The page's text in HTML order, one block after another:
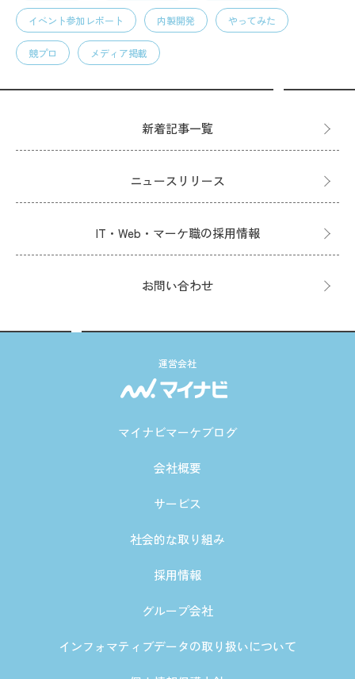
イベント参加レポート 内製開発 やってみた
競プロ メディア掲載
新着記事一覧
ニュースリリース
IT・Web・マーケ職の採用情報
お問い合わせ
運営会社
マイナビマーケブログ
会社概要
サービス
社会的な取り組み
採用情報
グループ会社
インフォマティブデータの取り扱いについて